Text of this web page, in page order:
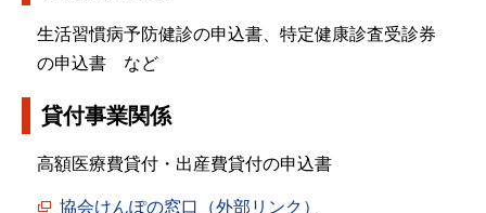
生活習慣病予防健診の申込書、特定健康診査受診券
の申込書 など
貸付事業関係
高額医療費貸付・出産費貸付の申込書
協会けんぽの窓口（外部リンク）